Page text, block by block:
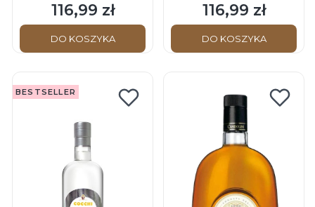
Cena
116,99 zł
DO KOSZYKA
Cena
116,99 zł
DO KOSZYKA
BESTSELLER